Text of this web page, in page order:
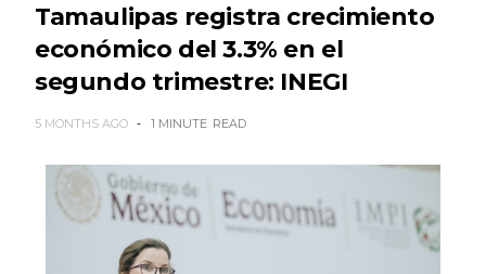
Tamaulipas registra crecimiento
económico del 3.3% en el
segundo trimestre: INEGI
5 MONTHS AGO 1 MINUTE READ